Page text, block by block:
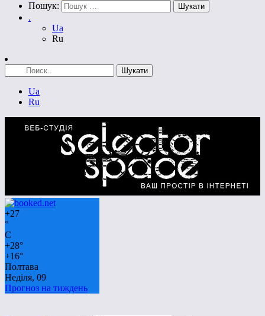
Пошук:
.
Ua
Ru
Ua
Ru
+27
°
C
+28°
+16°
Полтава
Неділя, 09
Прогноз на тиждень